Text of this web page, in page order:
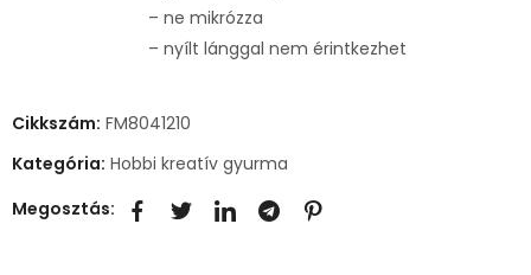
– ne mikrózza
– nyílt lánggal nem érintkezhet
Cikkszám: FM8041210
Kategória: Hobbi kreatív gyurma
Megosztás: